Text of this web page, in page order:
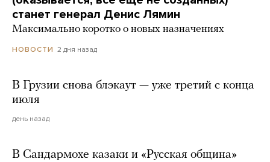
станет генерал Денис Лямин
Максимально коротко о новых назначениях
НОВОСТИ 2 дня назад
В Грузии снова блэкаут — уже третий с конца
июля
день назад
В Сандармохе казаки и «Русская община»